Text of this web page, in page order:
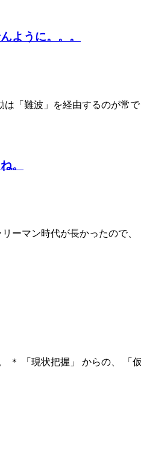
ように。。。
「難波」を経由するのが常
。
ーマン時代が長かったので
＊ 「現状把握」 からの、